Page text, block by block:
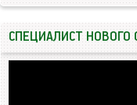
СПЕЦИАЛИСТ НОВОГО